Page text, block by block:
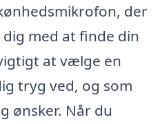
der
med at finde din
at vælge en
tryg ved, og som
ønsker. Når du